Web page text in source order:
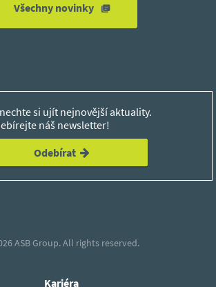
Všechny novinky
si ujít nejnovější aktuality.
náš newsletter!
Odebírat
ASB Group.All rights reserved.
Kariéra